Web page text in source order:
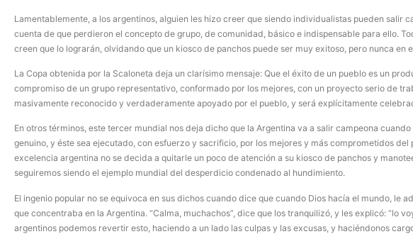
Lamentablemente, a los argentinos, alguien les hizo creer que siendo individualistas pueden salir
cuenta de que perdieron el concepto de grupo, de comunidad, básico e indispensable para ello.
creen que lo lograrán, olvidando que un kiosco de panchos puede ser muy exitoso, pero nunca en
La Copa obtenida por la Scaloneta deja un clarísimo mensaje: Que el éxito de un pueblo es un
compromiso de un grupo representativo, conformado por los mejores, con un proyecto serio de
masivamente reconocido y verdaderamente apoyado por el pueblo, y será explícitamente
En otros términos, este tercer mundial nos deja dicho que la Argentina va a salir campeona
genuino, y éste sea ejecutado, con esfuerzo y sacrificio, por los mejores y más comprometidos del
excelencia argentina no se decida a quitarle un poco de atención a su kiosco de panchos y
seguiremos siendo el ejemplo mundial del desperdicio condenado al hundimiento.
El ingenio popular no se equivoca en sus dichos cuando dice que cuando Dios hacía el mundo, le
que concentraba en la Argentina. “Calma, muchachos”, dice que los tranquilizó, y les explicó: “lo
argentinos podemos revertir esto, haciendo a un lado las culpas y las excusas, y haciéndonos